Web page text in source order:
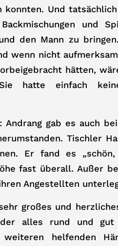
Und
und
den Mann zu
wenn nicht
hätten,
hatte einfach
gab es auch
Tischler
Er fand es „schön,
fast überall. Außer
Angestellten
großes und
alles rund und gut
helfenden